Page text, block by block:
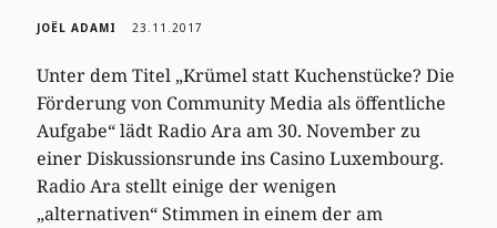
JOËL ADAMI 23.11.2017
Unter dem Titel „Krümel statt Kuchenstücke? Die
Förderung von Community Media als öffentliche
Aufgabe“ lädt Radio Ara am 30. November zu
einer Diskussionsrunde ins Casino Luxembourg.
Radio Ara stellt einige der wenigen
„alternativen“ Stimmen in einem der am